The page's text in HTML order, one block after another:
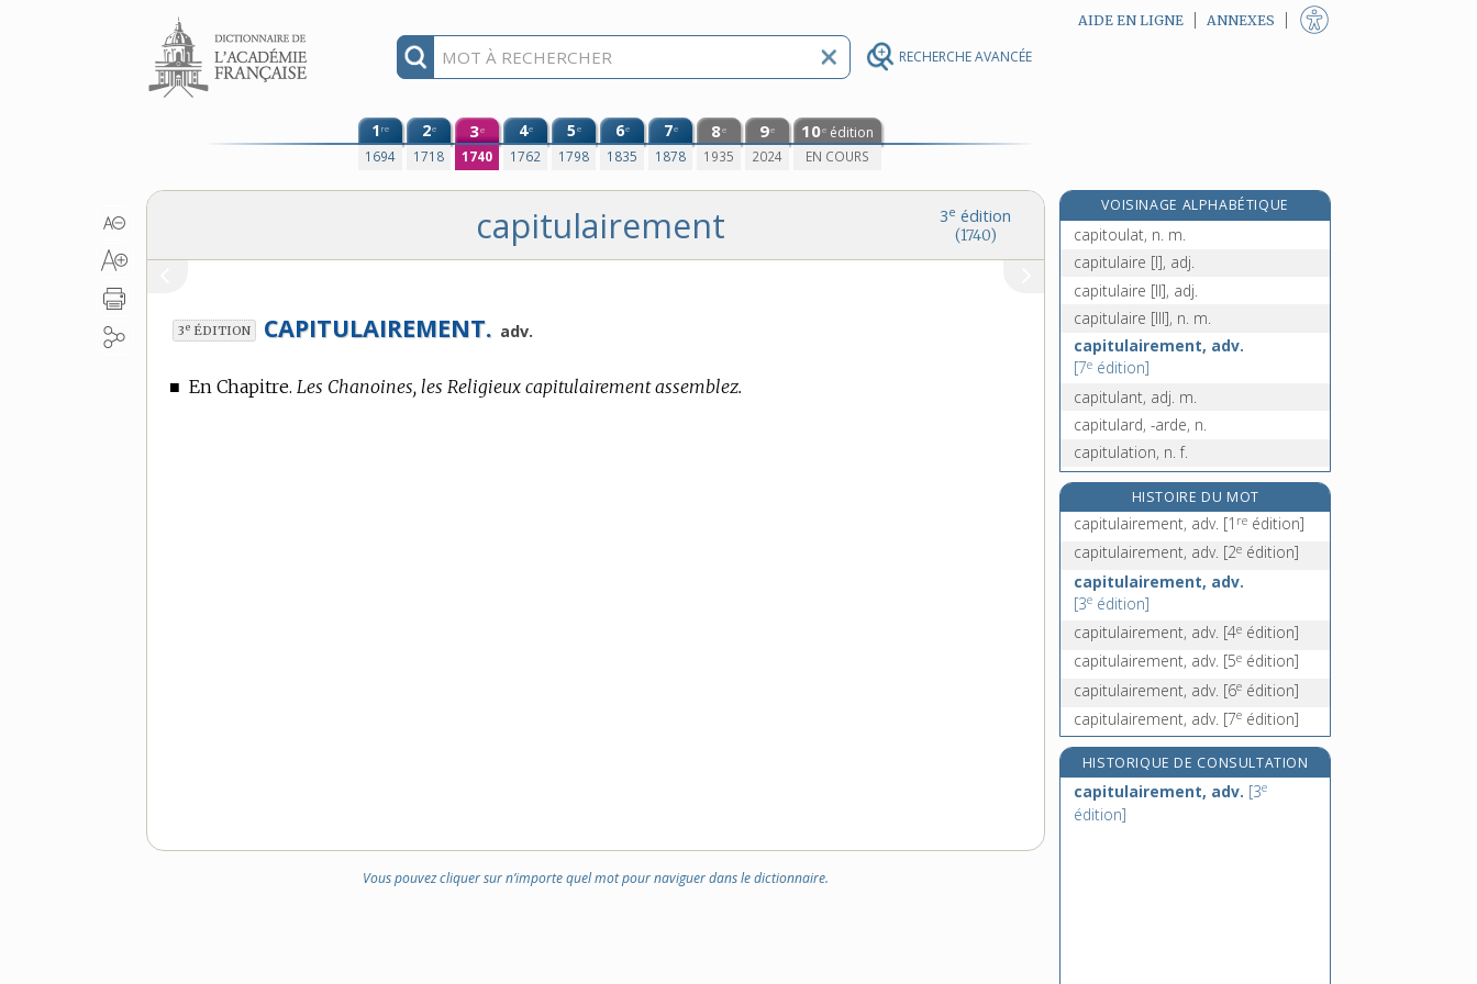
RECHERCHE AVANCÉE
Aller au contenu AIDE EN LIGNE ANNEXES
1re
1694
2e
1718
3e
1740
4e
1762
5e
1798
6e
1835
7e
1878
8e
1935
9e
2024
10e édition
EN COURS
3e édition
(1740)
capitulairement
3e ÉDITION CAPITULAIREMENT. adv.
■ En Chapitre. Les Chanoines, les Religieux capitulairement assemblez.
Vous pouvez cliquer sur n’importe quel mot pour naviguer dans le dictionnaire.
VOISINAGE ALPHABÉTIQUE
capitoul, n. m.
capitoulat, n. m.
capitulaire [I], adj.
capitulaire [II], adj.
capitulaire [III], n. m.
capitulairement, adv.
[7e édition]
capitulant, adj. m.
capitulard, -arde, n.
capitulation, n. f.
capitule [I], n. m.
capitule [II], n. m.
capitulé, -ée, adj.
capituler, v. intr.
capivert, n. m.[5e édition]
HISTOIRE DU MOT
capitulairement, adv. [1 re édition]
capitulairement, adv. [2e édition]
capitulairement, adv.
[3e édition]
capitulairement, adv. [4e édition]
capitulairement, adv. [5e édition]
capitulairement, adv. [6e édition]
capitulairement, adv. [7e édition]
HISTORIQUE DE CONSULTATION
capitulairement, adv. [3e
édition]